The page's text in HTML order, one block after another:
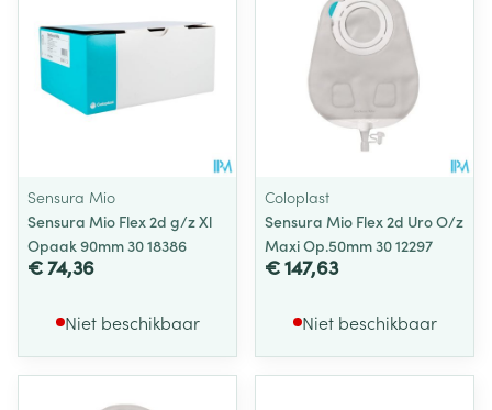
Sensura Mio
Sensura Mio Flex 2d g/z Xl
Opaak 90mm 30 18386
€ 74,36
Niet beschikbaar
Coloplast
Sensura Mio Flex 2d Uro O/z
Maxi Op.50mm 30 12297
€ 147,63
Niet beschikbaar